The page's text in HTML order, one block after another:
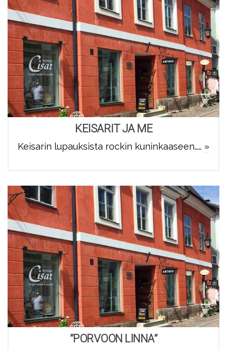
KEISARIT JA ME
Keisarin lupauksista rockin kuninkaaseen…… »
”PORVOON LINNA”